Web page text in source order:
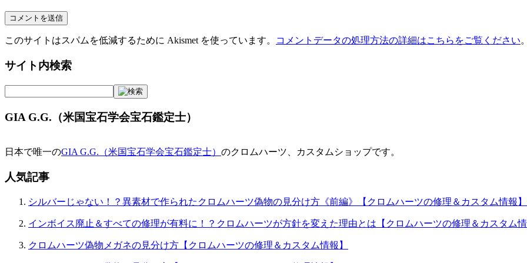
このサイトはスパムを低減するために Akismet を使っています。 コメントデータの処理方法の詳細はこちらをご覧ください
サイト内検索
GIA G.G.（米国宝石学会宝石鑑定士）
日本で唯一のGIA G.G.（米国宝石学会宝石鑑定士） のクロムハーツ、カスタムショップです。
人気記事
シルバーじゃない！？異素材で作られたクロムハーツ偽物の見分け方《前編》【クロムハーツの修理＆カスタム情報】
インボイス廃止＆すべての修理が有料に！？クロムハーツが方針を変えた理由とは【クロムハーツの修理＆カスタム
クロムハーツ偽物メガネの見分け方【クロムハーツの修理＆カスタム情報】